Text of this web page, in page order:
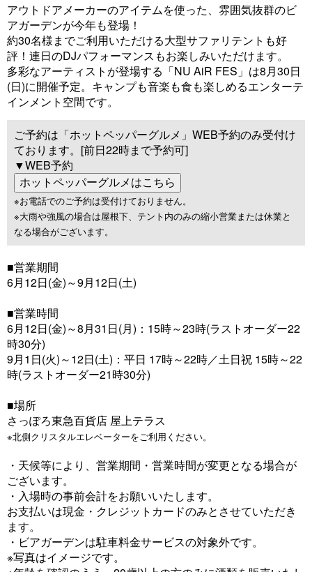
アウトドアメーカーのアイテムを使った、雰囲気抜群のビ
アガーデンが今年も登場！
約30名様までご利用いただける大型サファリテントも好
評！連日のDJパフォーマンスもお楽しみいただけます。
多彩なアーティストが登場する「NU AiR FES」は8月30日
(日)に開催予定。キャンプも音楽も食も楽しめるエンターテ
インメント空間です。
ご予約は「ホットペッパーグルメ」WEB予約のみ受付け
ております。[前日22時まで予約可]
▼WEB予約
※お電話でのご予約は受付けておりません。
※大雨や強風の場合は屋根下、テント内のみの縮小営業または休業と
なる場合がございます。
■営業期間
6月12日(金)～9月12日(土)
■営業時間
6月12日(金)～8月31日(月)：15時～23時(ラストオーダー22
時30分)
9月1日(火)～12日(土)：平日 17時～22時／土日祝 15時～22
時(ラストオーダー21時30分)
■場所
さっぽろ東急百貨店 屋上テラス
※北側クリスタルエレベーターをご利用ください。
・天候等により、営業期間・営業時間が変更となる場合が
ございます。
・入場時の事前会計をお願いいたします。
お支払いは現金・クレジットカードのみとさせていただき
ます。
・ビアガーデンは駐車料金サービスの対象外です。
※写真はイメージです。